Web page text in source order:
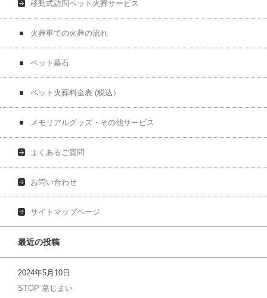
移動式訪問ペット火葬サービス
火葬車での火葬の流れ
ペット墓石
ペット火葬料金表 (税込）
メモリアルグッズ・その他サービス
よくあるご質問
お問い合わせ
サイトマップページ
最近の投稿
2024年5月10日
STOP 墓じまい